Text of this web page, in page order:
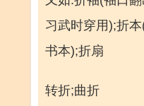
习武时穿用);折
书本);折扇
转折;曲折